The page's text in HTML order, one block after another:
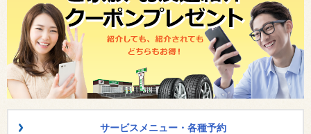
サービスメニュー・各種予約